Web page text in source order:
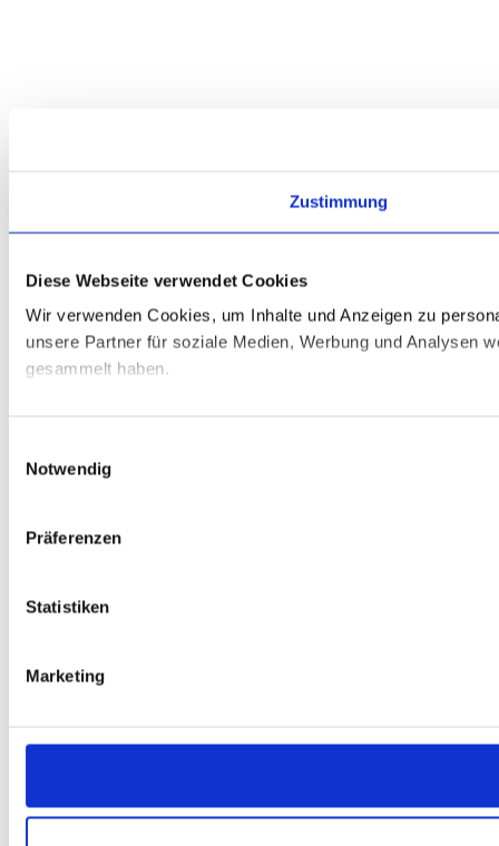
Zustimmung
Diese Webseite verwendet Cookies
Wir verwenden Cookies, um Inhalte und Anzeigen zu
unsere Partner für soziale Medien, Werbung und Analysen
gesammelt haben.
Notwendig
Präferenzen
Statistiken
Marketing